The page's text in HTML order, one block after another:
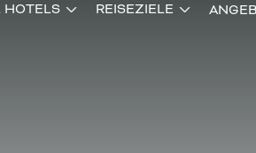
HOTELS REISEZIELE